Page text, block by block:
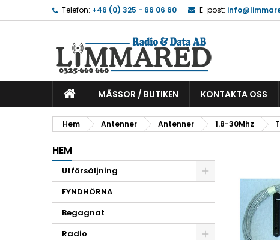
Telefon: +46 (0) 325 - 66 06 60 E-post:
MÄSSOR / BUTIKEN KONTAKTA OSS
Hem Antenner Antenner 1.8-30Mhz
HEM
Utförsäljning
FYNDHÖRNA
Begagnat
Radio